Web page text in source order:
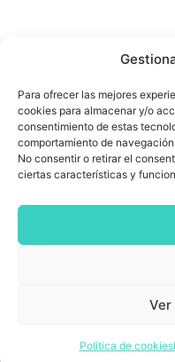
Para ofrecer las mejores
cookies para almacenar y/o
consentimiento de estas
comportamiento de
No consentir o retirar el
ciertas características y
Política de cookies